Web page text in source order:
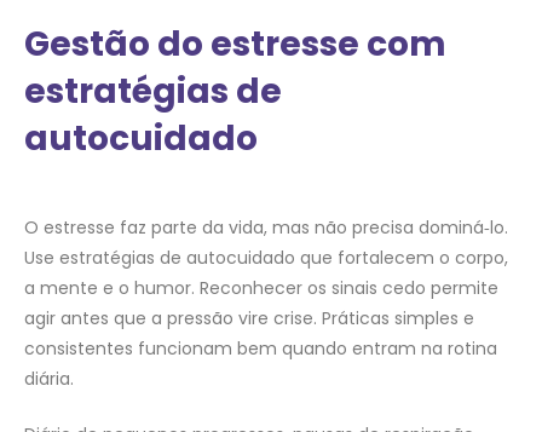
Gestão do estresse com
estratégias de
autocuidado
O estresse faz parte da vida, mas não precisa dominá‑lo.
Use estratégias de autocuidado que fortalecem o corpo,
a mente e o humor. Reconhecer os sinais cedo permite
agir antes que a pressão vire crise. Práticas simples e
consistentes funcionam bem quando entram na rotina
diária.